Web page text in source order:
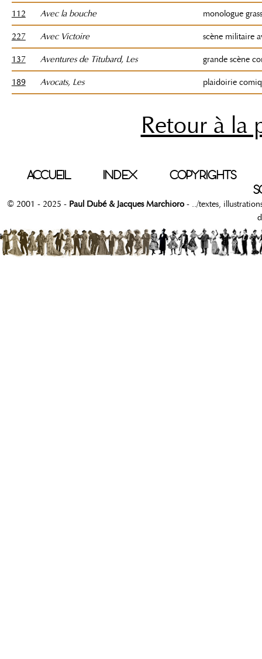
112 Avec la bouche monologue
227 Avec Victoire scène militaire
137 Aventures de Titubard, Les grande scène
189 Avocats, Les plaidoirie
Retour à la
ACCUEIL INDEX
COPYRIGHTS
© 2001 - 2025 - Paul Dubé & Jacques Marchioro - ../textes,